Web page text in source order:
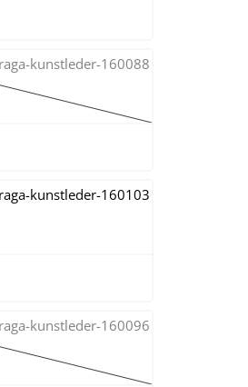
Gris
(Cette option n'est pas disponible pour le
Orange
(Cette option n'est pas disponible pour le